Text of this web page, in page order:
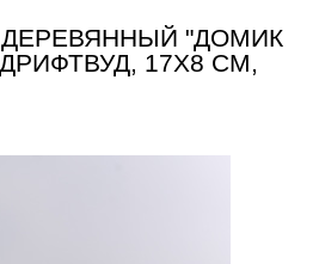
"ДОМИК
17Х8 СМ,